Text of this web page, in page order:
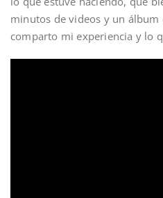
minutos de videos y un álbum
comparto mi experiencia y lo